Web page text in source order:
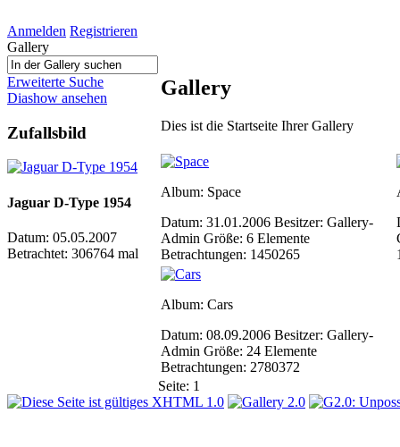
Anmelden Registrieren
Gallery
Erweiterte Suche
Diashow ansehen
Zufallsbild
Jaguar D-Type 1954
Datum: 05.05.2007
Betrachtet: 306764 mal
Gallery
Dies ist die Startseite Ihrer Gallery
Album: Space
Datum: 31.01.2006 Besitzer: Gallery-
Admin Größe: 6 Elemente
Betrachtungen: 1450265
Album: Cars
Datum: 08.09.2006 Besitzer: Gallery-
Admin Größe: 24 Elemente
Betrachtungen: 2780372
Seite: 1